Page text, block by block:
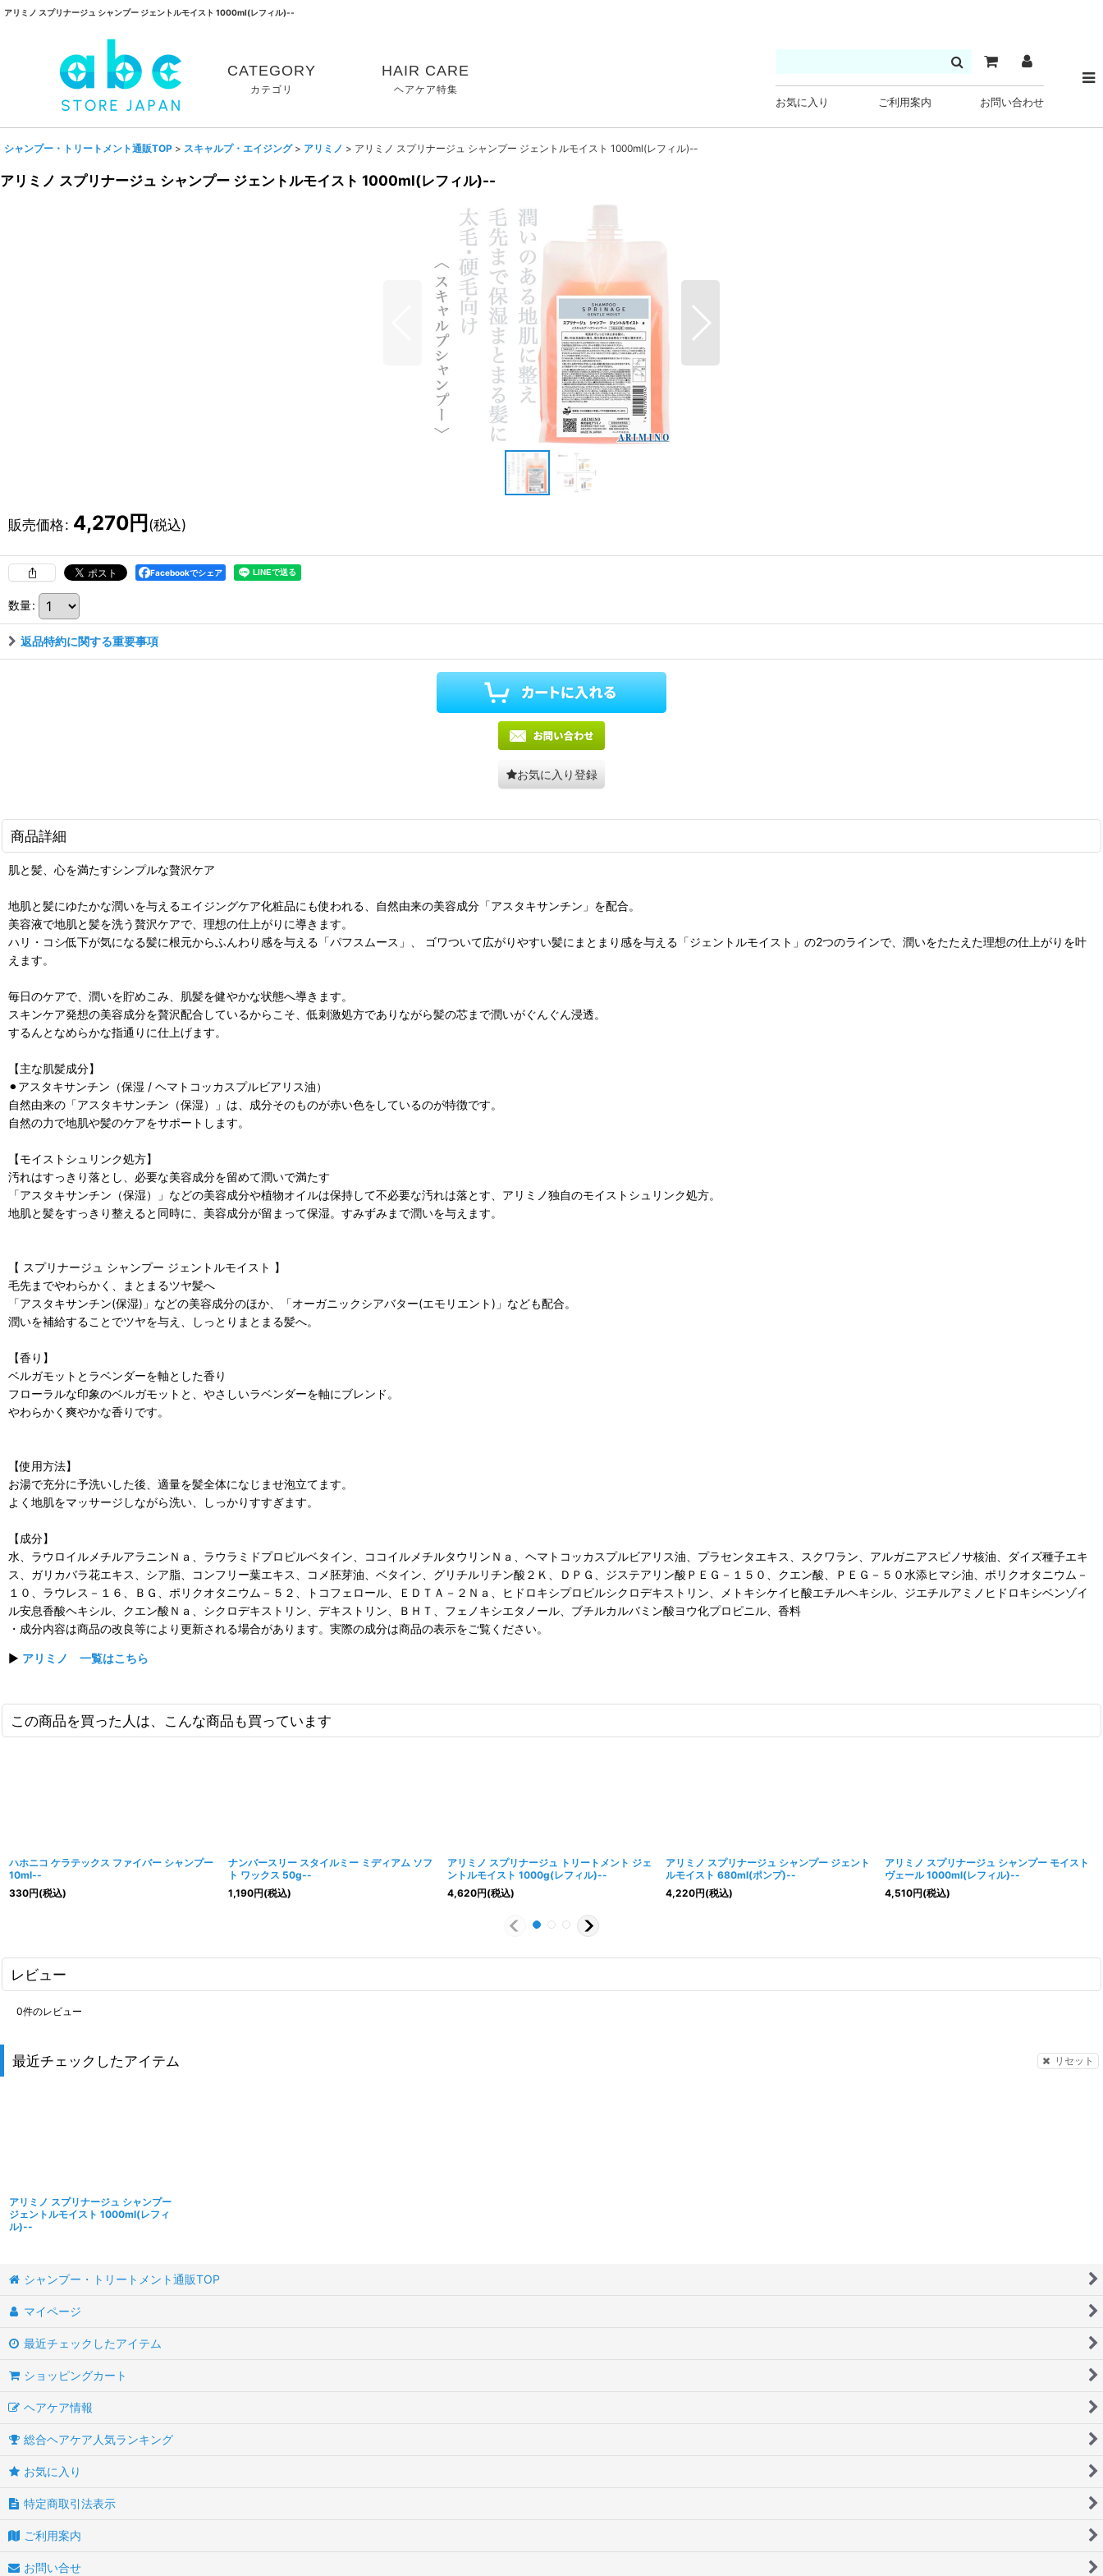
アリミノ スプリナージュ シャンプー ジェントルモイスト 1000ml(レフィル)--
CATEGORY
カテゴリ
HAIR CARE
ヘアケア特集
お気に入り ご利用案内 お問い合わせ
シャンプー・トリートメント通販TOP > スキャルプ・エイジング > アリミノ > アリミノ スプリナージュ シャンプー ジェントルモイスト 1000ml(レフィル)--
アリミノ スプリナージュ シャンプー ジェントルモイスト 1000ml(レフィル)--
販売価格: 4,270円 (税込)
Facebookでシェア
数量:
返品特約に関する重要事項
お気に入り登録
商品詳細
肌と髪、心を満たすシンプルな贅沢ケア
地肌と髪にゆたかな潤いを与えるエイジングケア化粧品にも使われる、自然由来の美容成分「アスタキサンチン」を配合。
美容液で地肌と髪を洗う贅沢ケアで、理想の仕上がりに導きます。
ハリ・コシ低下が気になる髪に根元からふんわり感を与える「パフスムース」、 ゴワついて広がりやすい髪にまとまり感を与える「ジェントルモイスト」の2つのラインで、潤いをたたえた理想の仕上がりを叶
えます。
毎日のケアで、潤いを貯めこみ、肌髪を健やかな状態へ導きます。
スキンケア発想の美容成分を贅沢配合しているからこそ、低刺激処方でありながら髪の芯まで潤いがぐんぐん浸透。
するんとなめらかな指通りに仕上げます。
【主な肌髪成分】
⚫︎アスタキサンチン（保湿 / ヘマトコッカスプルビアリス油）
自然由来の「アスタキサンチン（保湿）」は、成分そのものが赤い色をしているのが特徴です。
自然の力で地肌や髪のケアをサポートします。
【モイストシュリンク処方】
汚れはすっきり落とし、必要な美容成分を留めて潤いで満たす
「アスタキサンチン（保湿）」などの美容成分や植物オイルは保持して不必要な汚れは落とす、アリミノ独自のモイストシュリンク処方。
地肌と髪をすっきり整えると同時に、美容成分が留まって保湿。すみずみまで潤いを与えます。
【 スプリナージュ シャンプー ジェントルモイスト 】
毛先までやわらかく、まとまるツヤ髪へ
「アスタキサンチン(保湿)」などの美容成分のほか、「オーガニックシアバター(エモリエント)」なども配合。
潤いを補給することでツヤを与え、しっとりまとまる髪へ。
【香り】
ベルガモットとラベンダーを軸とした香り
フローラルな印象のベルガモットと、やさしいラベンダーを軸にブレンド。
やわらかく爽やかな香りです。
【使用方法】
お湯で充分に予洗いした後、適量を髪全体になじませ泡立てます。
よく地肌をマッサージしながら洗い、しっかりすすぎます。
【成分】
水、ラウロイルメチルアラニンＮａ、ラウラミドプロピルベタイン、ココイルメチルタウリンＮａ、ヘマトコッカスプルビアリス油、プラセンタエキス、スクワラン、アルガニアスピノサ核油、ダイズ種子エキ
ス、ガリカバラ花エキス、シア脂、コンフリー葉エキス、コメ胚芽油、ベタイン、グリチルリチン酸２Ｋ、ＤＰＧ、ジステアリン酸ＰＥＧ－１５０、クエン酸、ＰＥＧ－５０水添ヒマシ油、ポリクオタニウム－
１０、ラウレス－１６、ＢＧ、ポリクオタニウム－５２、トコフェロール、ＥＤＴＡ－２Ｎａ、ヒドロキシプロピルシクロデキストリン、メトキシケイヒ酸エチルヘキシル、ジエチルアミノヒドロキシベンゾイ
ル安息香酸ヘキシル、クエン酸Ｎａ、シクロデキストリン、デキストリン、ＢＨＴ、フェノキシエタノール、ブチルカルバミン酸ヨウ化プロピニル、香料
・成分内容は商品の改良等により更新される場合があります。実際の成分は商品の表示をご覧ください。
▶ アリミノ 一覧はこちら
この商品を買った人は、こんな商品も買っています
ハホニコ ケラテックス ファイバー シャンプー
10ml--
330円(税込)
ナンバースリー スタイルミー ミディアム ソフ
ト ワックス 50g--
1,190円(税込)
アリミノ スプリナージュ トリートメント ジェ
ントルモイスト 1000g(レフィル)--
4,620円(税込)
アリミノ スプリナージュ シャンプー ジェント
ルモイスト 680ml(ポンプ)--
4,220円(税込)
アリミノ スプリナージュ シャンプー モイスト
ヴェール 1000ml(レフィル)--
4,510円(税込)
レビュー
0件のレビュー
最近チェックしたアイテム リセット
アリミノ スプリナージュ シャンプー
ジェントルモイスト 1000ml(レフィ
ル)--
シャンプー・トリートメント通販TOP
マイページ
最近チェックしたアイテム
ショッピングカート
ヘアケア情報
総合ヘアケア人気ランキング
お気に入り
特定商取引法表示
ご利用案内
お問い合せ